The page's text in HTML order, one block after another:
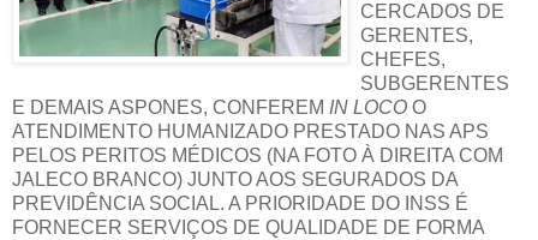
CERCADOS DE
GERENTES,
CHEFES,
SUBGERENTES
E DEMAIS ASPONES, CONFEREM IN LOCO O
ATENDIMENTO HUMANIZADO PRESTADO NAS APS
PELOS PERITOS MÉDICOS (NA FOTO À DIREITA COM
JALECO BRANCO) JUNTO AOS SEGURADOS DA
PREVIDÊNCIA SOCIAL. A PRIORIDADE DO INSS É
FORNECER SERVIÇOS DE QUALIDADE DE FORMA